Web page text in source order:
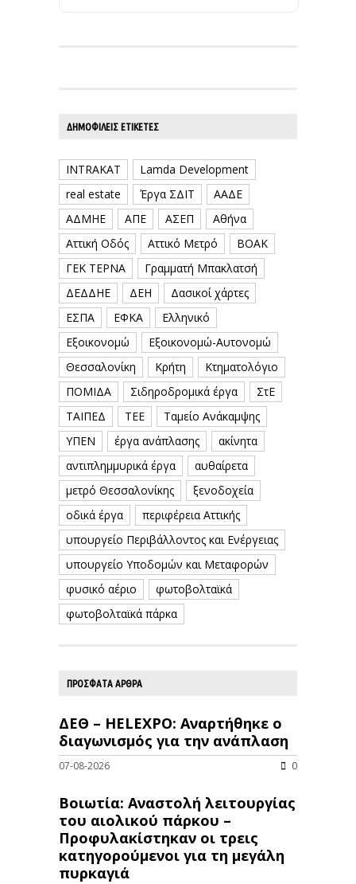
ΔΗΜΟΦΙΛΕΊΣ ΕΤΙΚΈΤΕΣ
INTRAKAT
Lamda Development
real estate
Έργα ΣΔΙΤ
ΑΑΔΕ
ΑΔΜΗΕ
ΑΠΕ ΑΣΕΠ
Αθήνα
Αττική Οδός
Αττικό Μετρό
ΒΟΑΚ
ΓΕΚ ΤΕΡΝΑ
Γραμματή Μπακλατσή
ΔΕΔΔΗΕ
ΔΕΗ
Δασικοί χάρτες
ΕΣΠΑ
ΕΦΚΑ
Ελληνικό
Εξοικονομώ
Εξοικονομώ-Αυτονομώ
Θεσσαλονίκη
Κρήτη
Κτηματολόγιο
ΠΟΜΙΔΑ
Σιδηροδρομικά έργα
ΣτΕ
ΤΑΙΠΕΔ
ΤΕΕ
Ταμείο Ανάκαμψης
ΥΠΕΝ
έργα ανάπλασης
ακίνητα
αντιπλημμυρικά έργα
αυθαίρετα
μετρό Θεσσαλονίκης
ξενοδοχεία
οδικά έργα
περιφέρεια Αττικής
υπουργείο Περιβάλλοντος και Ενέργειας
υπουργείο Υποδομών και Μεταφορών
φυσικό αέριο
φωτοβολταϊκά
φωτοβολταϊκά πάρκα
ΠΡΟΣΦΑΤΑ ΑΡΘΡΑ
ΔΕΘ – HELEXPO: Αναρτήθηκε ο
διαγωνισμός για την ανάπλαση
07-08-2026 0
Βοιωτία: Αναστολή λειτουργίας
του αιολικού πάρκου –
Προφυλακίστηκαν οι τρεις
κατηγορούμενοι για τη μεγάλη
πυρκαγιά